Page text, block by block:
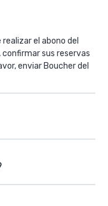
el abono del
sus reservas
enviar Boucher del